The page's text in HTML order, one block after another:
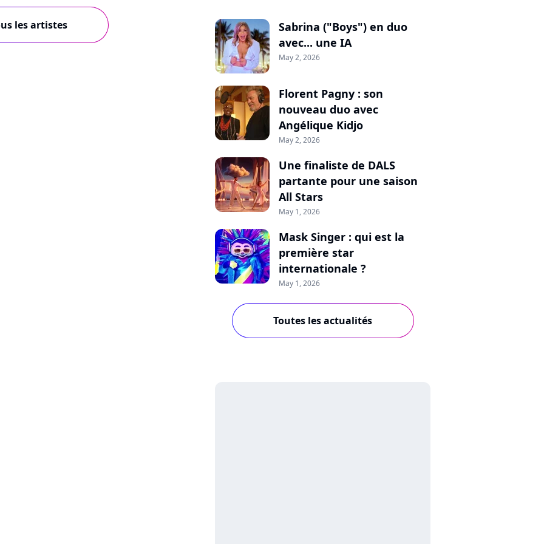
les artistes
Sabrina ("Boys") en duo
avec... une IA
May 2, 2026
Florent Pagny : son
nouveau duo avec
Angélique Kidjo
May 2, 2026
Une finaliste de DALS
partante pour une saison
All Stars
May 1, 2026
Mask Singer : qui est la
première star
internationale ?
May 1, 2026
Toutes les actualités